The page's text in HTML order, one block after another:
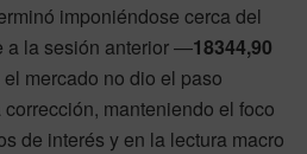
imponiéndose cerca del
a la sesión anterior —18344,90
mercado no dio el paso
manteniendo el foco
de interés y en la lectura macro